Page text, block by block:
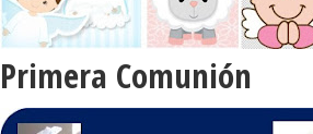
Primera Comunión